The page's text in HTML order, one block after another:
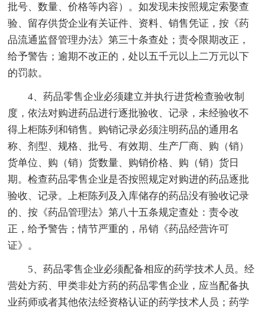
批号、数量、价格等内容）。如发现未按照规定索娶查
验、留存供货企业有关证件、资料、销售凭证，按《药
品流通监督管理办法》第三十条查处；责令限期改正，
给予警告；逾期不改正的，处以五千元以上二万元以下
的罚款。
4、药品零售企业必须建立并执行进货检查验收制
度，依法对购进药品进行逐批验收、记录，未经验收不
得上柜陈列和销售。购销记录必须注明药品的通用名
称、剂型、规格、批号、有效期、生产厂商、购（销）
货单位、购（销）货数量、购销价格、购（销）货日
期。检查药品零售企业是否按照规定对购进的药品逐批
验收、记录。上柜陈列及入库储存的药品没有验收记录
的、按《药品管理法》第八十五条规定查处：责令改
正，给予警告；情节严重的，吊销《药品经营许可
证》。
5、药品零售企业必须配备相应的药学技术人员。经
营处方药、甲类非处方药的药品零售企业，应当配备执
业药师或者其他依法经资格认证的药学技术人员；药学